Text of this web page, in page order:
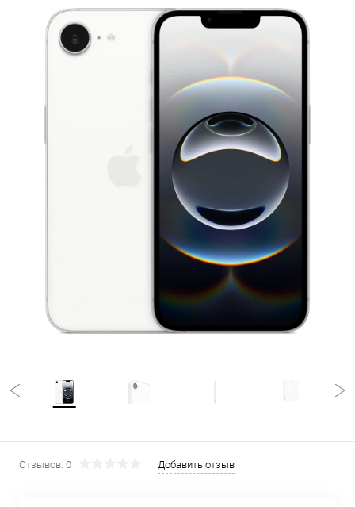
Отзывов: 0 Добавить отзыв
в корзину
Оплачивайте сегодня только
% картой любого банка
Получайте товар
выбранный способом
% будут
с вашей карты
каждые 2 недели
Подробнее
об оплате Плайтом
plait.ru